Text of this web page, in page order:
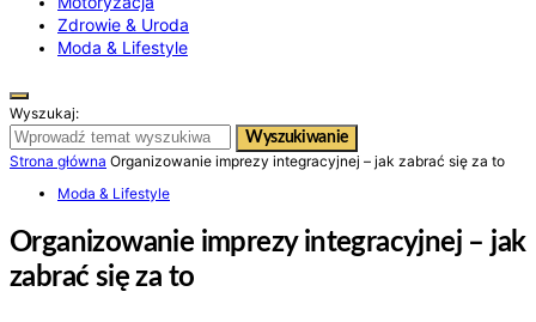
Zdrowie & Uroda
Moda & Lifestyle
Wyszukaj:
Wyszukiwanie
Strona główna Organizowanie imprezy integracyjnej – jak zabrać się za to
Moda & Lifestyle
Organizowanie imprezy integracyjnej – jak
zabrać się za to